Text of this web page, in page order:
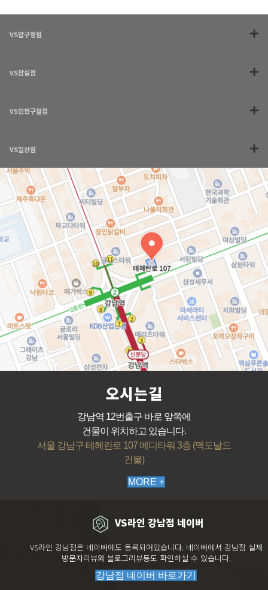
VS압구정점
VS잠실점
VS인천구월점
VS일산점
오시는길
강남역 12번출구 바로 앞쪽에
건물이 위치하고 있습니다.
서울 강남구 테헤란로 107 메디타워 3층 (맥도날드
건물)
MORE +
VS라인 강남점 네이버
VS라인 강남점은 네이버에도 등록되어있습니다. 네이버에서 강남점 실제
방문자리뷰와 블로그리뷰등도 확인하실 수 있습니다.
강남점 네이버 바로가기